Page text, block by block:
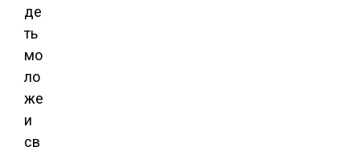
де
ть
мо
ло
же
и
св